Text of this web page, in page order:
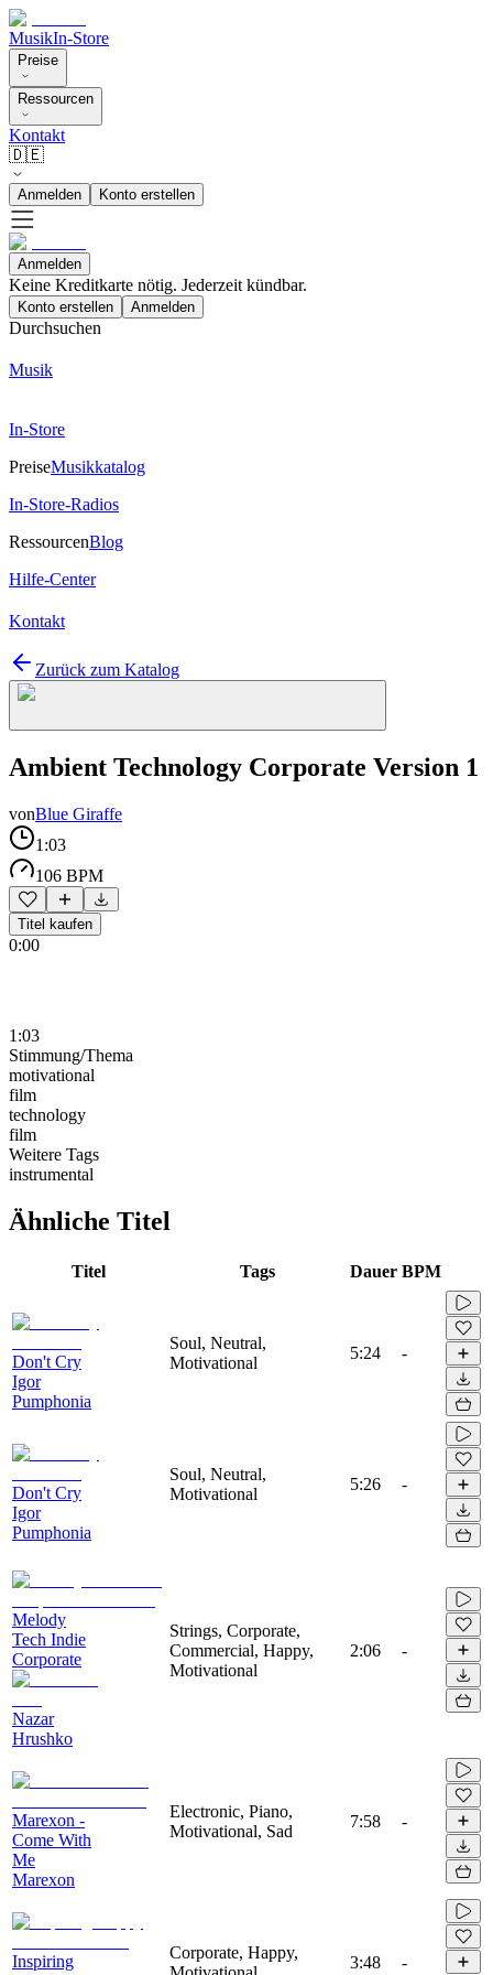
MusikIn-Store
Preise
Ressourcen
Kontakt
🇩🇪
Anmelden Konto erstellen
Anmelden
Keine Kreditkarte nötig. Jederzeit kündbar.
Konto erstellen Anmelden
Durchsuchen
Musik
In-Store
PreiseMusikkatalog
In-Store-Radios
RessourcenBlog
Hilfe-Center
Kontakt
Zurück zum Katalog
Ambient Technology Corporate Version 1
vonBlue Giraffe
1:03
106 BPM
Titel kaufen
0:00
1:03
Stimmung/Thema
motivational
film
technology
film
Weitere Tags
instrumental
Ähnliche Titel
Titel Tags Dauer BPM
Don't Cry
Igor
Pumphonia
Soul, Neutral,
Motivational
5:24 -
Don't Cry
Igor
Pumphonia
Soul, Neutral,
Motivational
5:26 -
Melody
Tech Indie
Corporate
Nazar
Hrushko
Strings, Corporate,
Commercial, Happy,
Motivational
2:06 -
Marexon -
Come With
Me
Marexon
Electronic, Piano,
Motivational, Sad
7:58 -
Inspiring
Corporate, Happy,
3:48 -